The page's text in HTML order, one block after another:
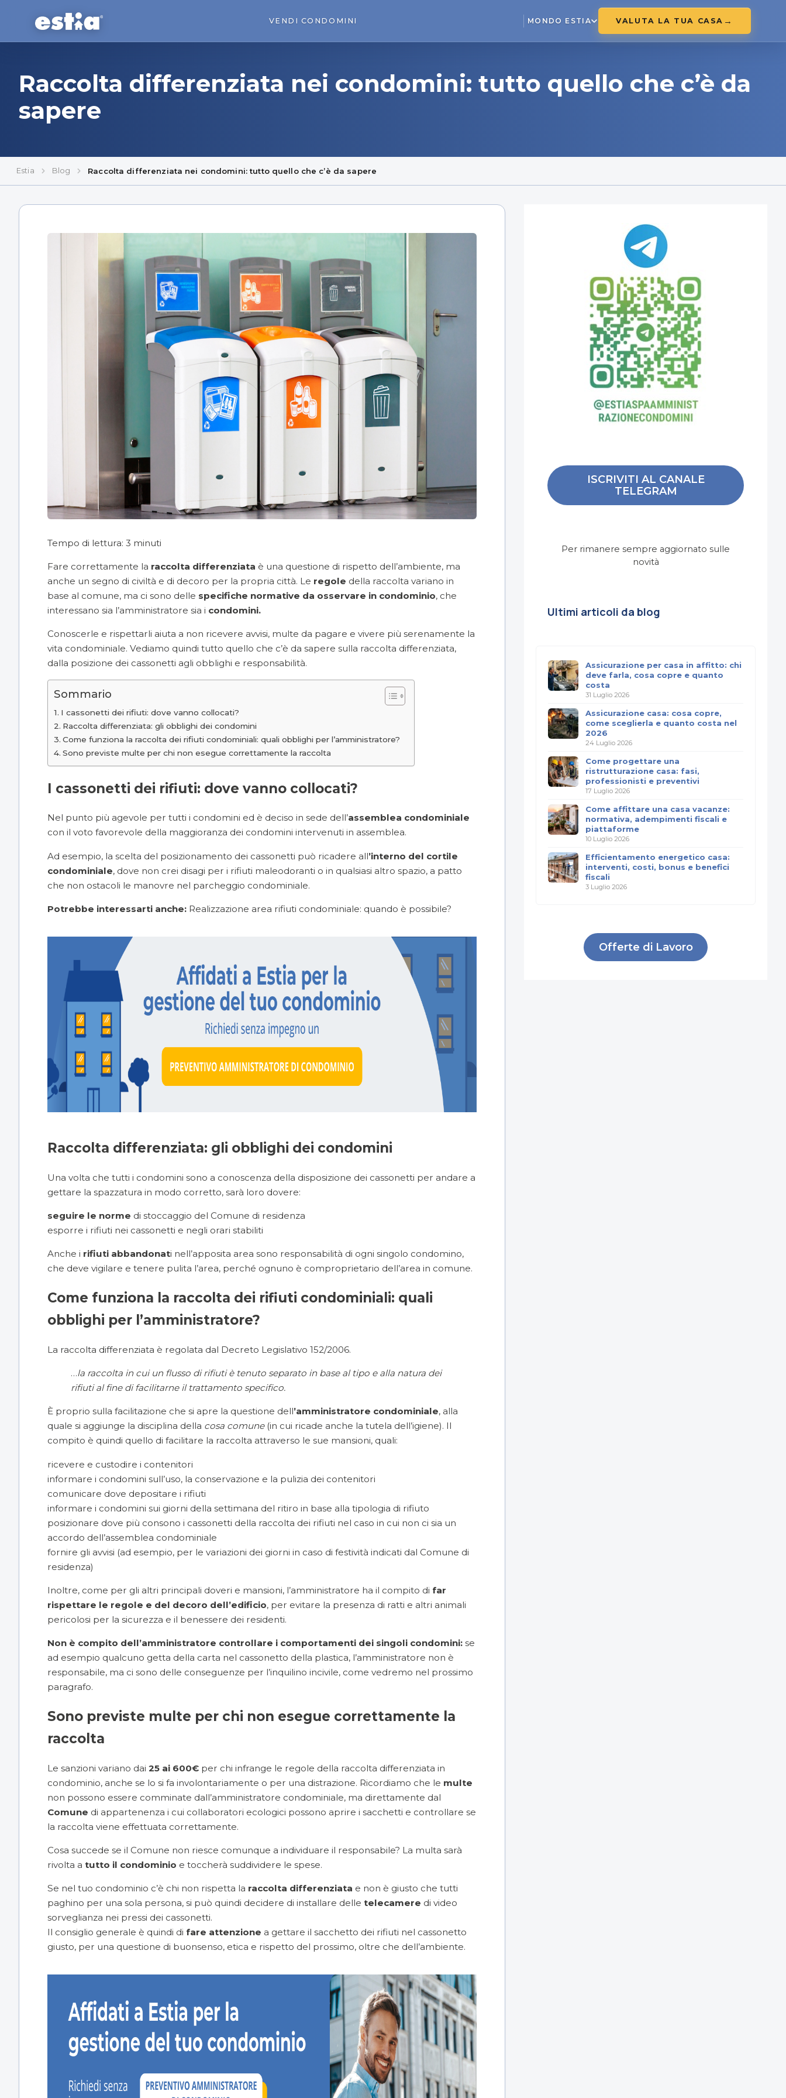
VENDI CONDOMINI MONDO ESTIA VALUTA LA TUA CASA
Raccolta differenziata nei condomini: tutto quello che c’è da
sapere
Estia Blog Raccolta differenziata nei condomini: tutto quello che c’è da sapere
Tempo di lettura: 3 minuti
Fare correttamente la raccolta differenziata è una questione di rispetto dell’ambiente, ma
anche un segno di civiltà e di decoro per la propria città. Le regole della raccolta variano in
base al comune, ma ci sono delle specifiche normative da osservare in condominio, che
interessano sia l’amministratore sia i condomini.
Conoscerle e rispettarli aiuta a non ricevere avvisi, multe da pagare e vivere più serenamente la
vita condominiale. Vediamo quindi tutto quello che c’è da sapere sulla raccolta differenziata,
dalla posizione dei cassonetti agli obblighi e responsabilità.
Sommario
I cassonetti dei rifiuti: dove vanno collocati?
Raccolta differenziata: gli obblighi dei condomini
Come funziona la raccolta dei rifiuti condominiali: quali obblighi per l’amministratore?
Sono previste multe per chi non esegue correttamente la raccolta
I cassonetti dei rifiuti: dove vanno collocati?
Nel punto più agevole per tutti i condomini ed è deciso in sede dell’assemblea condominiale
con il voto favorevole della maggioranza dei condomini intervenuti in assemblea.
Ad esempio, la scelta del posizionamento dei cassonetti può ricadere all’interno del cortile
condominiale, dove non crei disagi per i rifiuti maleodoranti o in qualsiasi altro spazio, a patto
che non ostacoli le manovre nel parcheggio condominiale.
Potrebbe interessarti anche: Realizzazione area rifiuti condominiale: quando è possibile?
Raccolta differenziata: gli obblighi dei condomini
Una volta che tutti i condomini sono a conoscenza della disposizione dei cassonetti per andare a
gettare la spazzatura in modo corretto, sarà loro dovere:
seguire le norme di stoccaggio del Comune di residenza
esporre i rifiuti nei cassonetti e negli orari stabiliti
Anche i rifiuti abbandonati nell’apposita area sono responsabilità di ogni singolo condomino,
che deve vigilare e tenere pulita l’area, perché ognuno è comproprietario dell’area in comune.
Come funziona la raccolta dei rifiuti condominiali: quali
obblighi per l’amministratore?
La raccolta differenziata è regolata dal Decreto Legislativo 152/2006.
…la raccolta in cui un flusso di rifiuti è tenuto separato in base al tipo e alla natura dei
rifiuti al fine di facilitarne il trattamento specifico.
È proprio sulla facilitazione che si apre la questione dell’amministratore condominiale, alla
quale si aggiunge la disciplina della cosa comune(in cui ricade anche la tutela dell’igiene). Il
compito è quindi quello di facilitare la raccolta attraverso le sue mansioni, quali:
ricevere e custodire i contenitori
informare i condomini sull’uso, la conservazione e la pulizia dei contenitori
comunicare dove depositare i rifiuti
informare i condomini sui giorni della settimana del ritiro in base alla tipologia di rifiuto
posizionare dove più consono i cassonetti della raccolta dei rifiuti nel caso in cui non ci sia un
accordo dell’assemblea condominiale
fornire gli avvisi (ad esempio, per le variazioni dei giorni in caso di festività indicati dal Comune di
residenza)
Inoltre, come per gli altri principali doveri e mansioni, l’amministratore ha il compito di far
rispettare le regole e del decoro dell’edificio, per evitare la presenza di ratti e altri animali
pericolosi per la sicurezza e il benessere dei residenti.
Non è compito dell’amministratore controllare i comportamenti dei singoli condomini: se
ad esempio qualcuno getta della carta nel cassonetto della plastica, l’amministratore non è
responsabile, ma ci sono delle conseguenze per l’inquilino incivile, come vedremo nel prossimo
paragrafo.
Sono previste multe per chi non esegue correttamente la
raccolta
Le sanzioni variano dai 25 ai 600€ per chi infrange le regole della raccolta differenziata in
condominio, anche se lo si fa involontariamente o per una distrazione. Ricordiamo che le multe
non possono essere comminate dall’amministratore condominiale, ma direttamente dal
Comune di appartenenza i cui collaboratori ecologici possono aprire i sacchetti e controllare se
la raccolta viene effettuata correttamente.
Cosa succede se il Comune non riesce comunque a individuare il responsabile? La multa sarà
rivolta a tutto il condominio e toccherà suddividere le spese.
Se nel tuo condominio c’è chi non rispetta la raccolta differenziata e non è giusto che tutti
paghino per una sola persona, si può quindi decidere di installare delle telecamere di video
sorveglianza nei pressi dei cassonetti.
Il consiglio generale è quindi di fare attenzione a gettare il sacchetto dei rifiuti nel cassonetto
giusto, per una questione di buonsenso, etica e rispetto del prossimo, oltre che dell’ambiente.
ISCRIVITI AL CANALE
TELEGRAM
Per rimanere sempre aggiornato sulle
novità
Ultimi articoli da blog
Assicurazione per casa in affitto: chi
deve farla, cosa copre e quanto
costa
31 Luglio 2026
Assicurazione casa: cosa copre,
come sceglierla e quanto costa nel
2026
24 Luglio 2026
Come progettare una
ristrutturazione casa: fasi,
professionisti e preventivi
17 Luglio 2026
Come affittare una casa vacanze:
normativa, adempimenti fiscali e
piattaforme
10 Luglio 2026
Efficientamento energetico casa:
interventi, costi, bonus e benefici
fiscali
3 Luglio 2026
Offerte di Lavoro